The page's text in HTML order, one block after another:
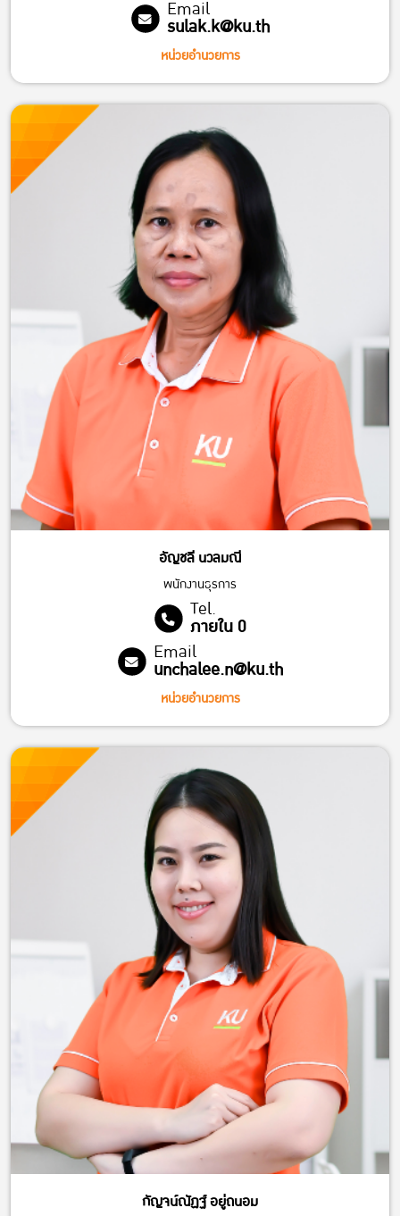
Email
sulak.k@ku.th
หน่วยอำนวยการ
อัญชลี นวลมณี
พนักงานธุรการ
Tel.
ภายใน 0
Email
unchalee.n@ku.th
หน่วยอำนวยการ
กัญจน์ณัฏฐ์ อยู่ถนอม